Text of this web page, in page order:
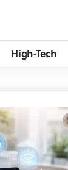
High-Tech